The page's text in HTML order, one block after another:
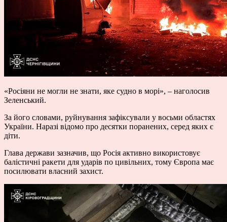
«Росіяни не могли не знати, яке судно в морі», – наголосив
Зеленський.
За його словами, руйнування зафіксували у восьми областях
України. Наразі відомо про десятки поранених, серед яких є
діти.
Глава держави зазначив, що Росія активно використовує
балістичні ракети для ударів по цивільних, тому Європа має
посилювати власний захист.